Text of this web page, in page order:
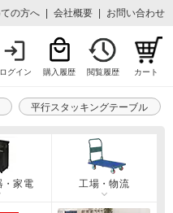
の方へ 会社概要 お問い合わせ
ログイン 購入履歴 閲覧履歴 カート
平行スタッキングテーブル
・家電 工場・物流